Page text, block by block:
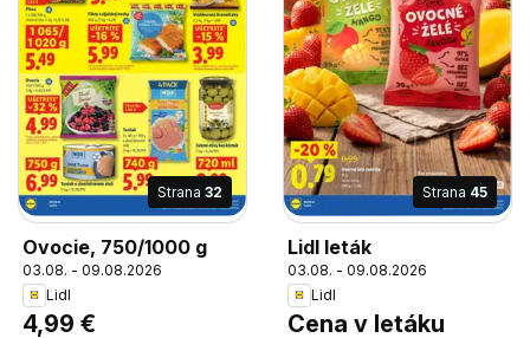
Strana 32
Ovocie, 750/1000 g
03.08. - 09.08.2026
Lidl
4,99 €
Strana 45
Lidl leták
03.08. - 09.08.2026
Lidl
Cena v letáku